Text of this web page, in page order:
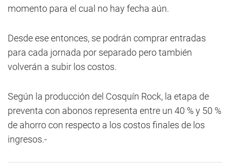
momento para el cual no hay fecha aún.
Desde ese entonces, se podrán comprar entradas
para cada jornada por separado pero también
volverán a subir los costos.
Según la producción del Cosquín Rock, la etapa de
preventa con abonos representa entre un 40 % y 50 %
de ahorro con respecto a los costos finales de los
ingresos.-